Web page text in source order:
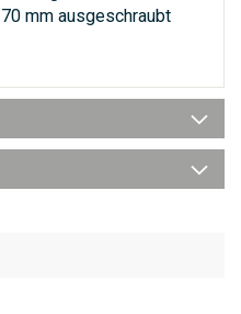
mm ausgeschraubt